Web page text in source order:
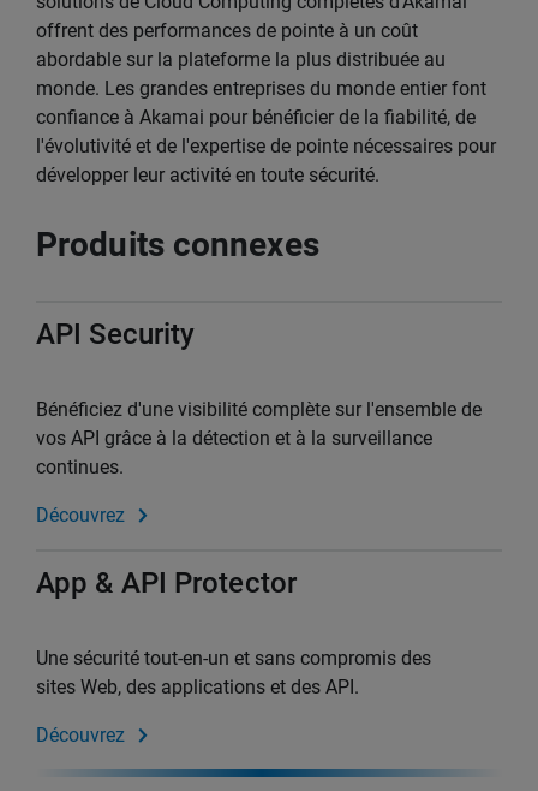
offrent des performances de pointe à un coût
abordable sur la plateforme la plus distribuée au
monde. Les grandes entreprises du monde entier font
confiance à Akamai pour bénéficier de la fiabilité, de
l'évolutivité et de l'expertise de pointe nécessaires pour
développer leur activité en toute sécurité.
Produits connexes
API Security
Bénéficiez d'une visibilité complète sur l'ensemble de
vos API grâce à la détection et à la surveillance
continues.
Découvrez
App & API Protector
Une sécurité tout-en-un et sans compromis des
sites Web, des applications et des API.
Découvrez